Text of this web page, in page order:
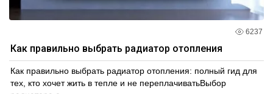
6237
Как правильно выбрать радиатор отопления
Как правильно выбрать радиатор отопления: полный гид для
тех, кто хочет жить в тепле и не переплачиватьВыбор